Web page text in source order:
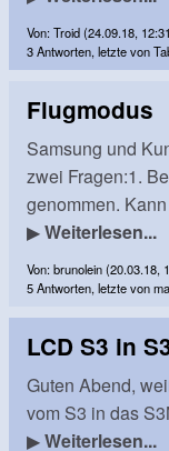
Von: Troid (24.09.18,
3 Antworten, letzte von
Flugmodus
Samsung und
zwei Fragen:1.
genommen.
▶Weiterlesen...
Von: brunolein (20.03.18,
5 Antworten, letzte von
LCD S3 in
Guten Abend,
vom S3 in das
▶Weiterlesen...